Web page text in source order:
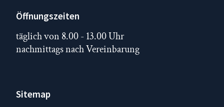
Öffnungszeiten
täglich von 8.00 - 13.00 Uhr
nachmittags nach Vereinbarung
Sitemap